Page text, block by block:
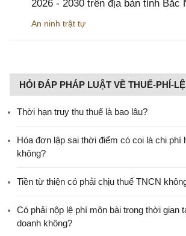
2026 - 2030 trên địa bàn tỉnh Bắc
An ninh trật tự
HỎI ĐÁP PHÁP LUẬT VỀ THUẾ-PHÍ-
Thời hạn truy thu thuế là bao lâu?
Hóa đơn lập sai thời điểm có coi là chi
không?
Tiền từ thiện có phải chịu thuế TNCN
Có phải nộp lệ phí môn bài trong thời gian
doanh không?